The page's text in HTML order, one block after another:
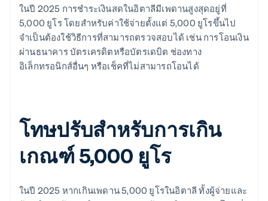
ในปี 2025 การชำระเงินสดในอิตาลีมีเพดานสูงสุดอยู่ที่
5,000 ยูโร โดยสำหรับค่าใช้จ่ายตั้งแต่ 5,000 ยูโรขึ้นไป
จำเป็นต้องใช้วิธีการที่สามารถตรวจสอบได้ เช่น การโอนเงิน
ผ่านธนาคาร บัตรเครดิตหรือบัตรเดบิต ช่องทาง
อิเล็กทรอนิกส์อื่นๆ หรือเช็คที่ไม่สามารถโอนได้
โทษปรับสำหรับการเกิน
เกณฑ์ 5,000 ยูโร
ในปี 2025 หากเกินเพดาน 5,000 ยูโรในอิตาลี ทั้งผู้จ่ายและ